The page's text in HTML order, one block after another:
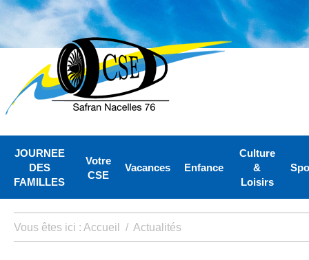
JOURNEE
DES
FAMILLES
Votre
CSE
Vacances Enfance
Culture
&
Loisirs
Vous êtes ici : Accueil / Actualités